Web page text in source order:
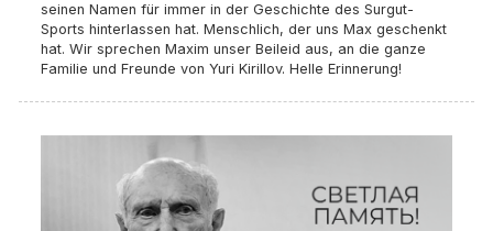
seinen Namen für immer in der Geschichte des Surgut-
Sports hinterlassen hat. Menschlich, der uns Max geschenkt
hat. Wir sprechen Maxim unser Beileid aus, an die ganze
Familie und Freunde von Yuri Kirillov. Helle Erinnerung!